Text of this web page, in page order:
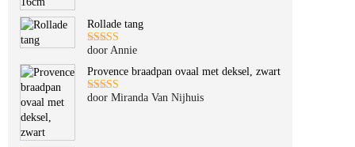
Rollade tang
Gewaardeerd
door Annie
Provence braadpan ovaal met deksel, zwart
Gewaardeerd
door Miranda Van Nijhuis